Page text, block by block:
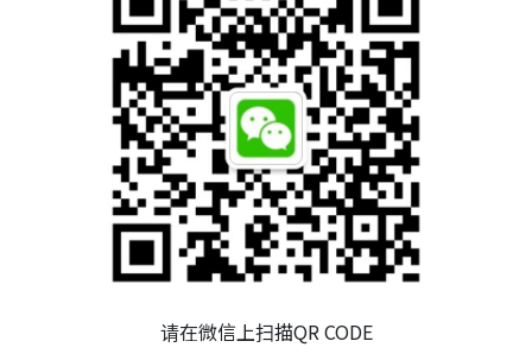
董事會
審計委員會
薪資報酬委員會
永續發展委員會
公司重要規章
內部稽核
風險管理
请在微信上扫描QR CODE